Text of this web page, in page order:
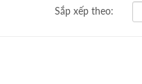
Sắp xếp theo: